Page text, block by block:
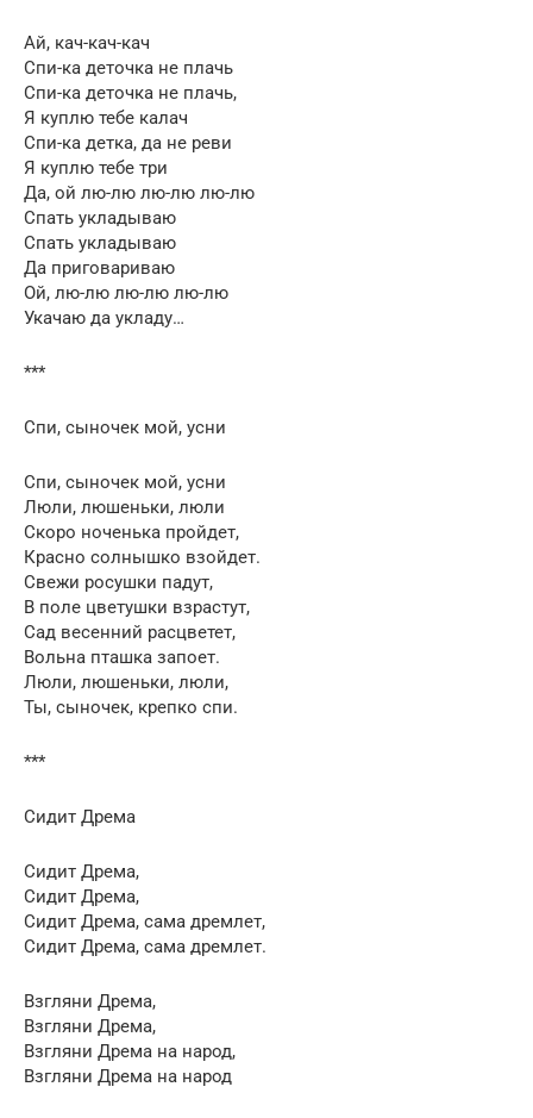
Ай, кач-кач-кач
Спи-ка деточка не плачь
Спи-ка деточка не плачь,
Я куплю тебе калач
Спи-ка детка, да не реви
Я куплю тебе три
Да, ой лю-лю лю-лю лю-лю
Спать укладываю
Спать укладываю
Да приговариваю
Ой, лю-лю лю-лю лю-лю
Укачаю да укладу…
***
Спи, сыночек мой, усни
Спи, сыночек мой, усни
Люли, люшеньки, люли
Скоро ноченька пройдет,
Красно солнышко взойдет.
Свежи росушки падут,
В поле цветушки взрастут,
Сад весенний расцветет,
Вольна пташка запоет.
Люли, люшеньки, люли,
Ты, сыночек, крепко спи.
***
Сидит Дрема
Сидит Дрема,
Сидит Дрема,
Сидит Дрема, сама дремлет,
Сидит Дрема, сама дремлет.
Взгляни Дрема,
Взгляни Дрема,
Взгляни Дрема на народ,
Взгляни Дрема на народ